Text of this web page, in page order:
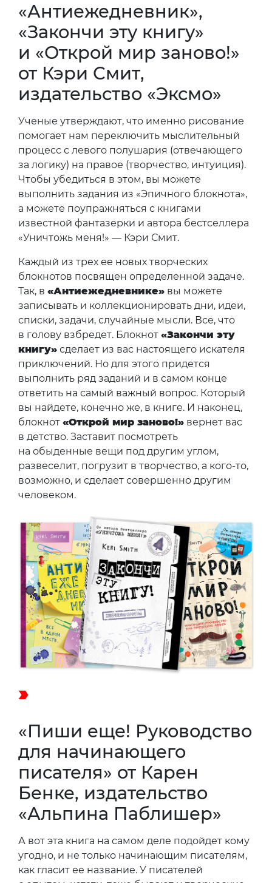
«Антиежедневник»,
«Закончи эту книгу»
и «Открой мир заново!»
от Кэри Смит,
издательство «Эксмо»
Ученые утверждают, что именно рисование
помогает нам переключить мыслительный
процесс с левого полушария (отвечающего
за логику) на правое (творчество, интуиция).
Чтобы убедиться в этом, вы можете
выполнить задания из «Эпичного блокнота»,
а можете поупражняться с книгами
известной фантазерки и автора бестселлера
«Уничтожь меня!» — Кэри Смит.
Каждый из трех ее новых творческих
блокнотов посвящен определенной задаче.
Так, в «Антиежедневнике» вы можете
записывать и коллекционировать дни, идеи,
списки, задачи, случайные мысли. Все, что
в голову взбредет. Блокнот «Закончи эту
книгу» сделает из вас настоящего искателя
приключений. Но для этого придется
выполнить ряд заданий и в самом конце
ответить на самый важный вопрос. Который
вы найдете, конечно же, в книге. И наконец,
блокнот «Открой мир заново!» вернет вас
в детство. Заставит посмотреть
на обыденные вещи под другим углом,
развеселит, погрузит в творчество, а кого-то,
возможно, и сделает совершенно другим
человеком.
«Пиши еще! Руководство
для начинающего
писателя» от Карен
Бенке, издательство
«Альпина Паблишер»
А вот эта книга на самом деле подойдет кому
угодно, и не только начинающим писателям,
как гласит ее название. У писателей